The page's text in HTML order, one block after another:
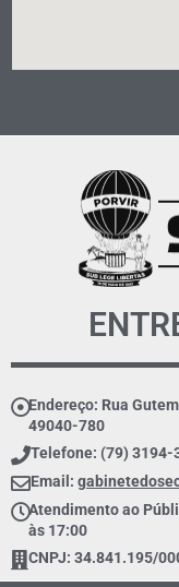
Endereço: Rua
49040-780
Telefone: (79) 3194-
Email:
Atendimento ao
às 17:00
CNPJ: 34.841.195/